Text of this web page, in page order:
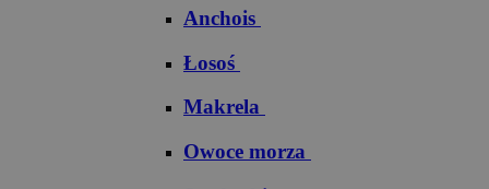
Anchois
Łosoś
Makrela
Owoce morza